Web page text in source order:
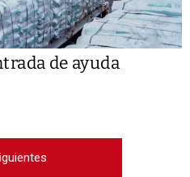
de ayuda